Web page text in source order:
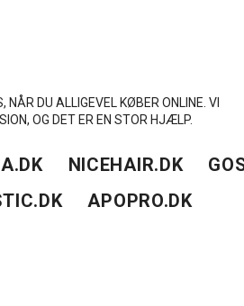
NÅR DU ALLIGEVEL KØBER ONLINE. VI
OG DET ER EN STOR HJÆLP.
NICEHAIR.DK
APOPRO.DK